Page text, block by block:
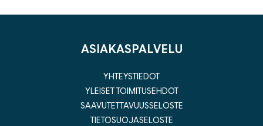
ASIAKASPALVELU
YHTEYSTIEDOT
YLEISET TOIMITUSEHDOT
SAAVUTETTAVUUSSELOSTE
TIETOSUOJASELOSTE